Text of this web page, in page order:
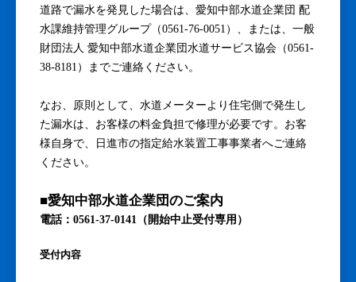
道路で漏水を発見した場合は、愛知中部水道企業団 配
水課維持管理グループ（0561-76-0051）、または、一般
財団法人 愛知中部水道企業団水道サービス協会（0561-
38-8181）までご連絡ください。
なお、原則として、水道メーターより住宅側で発生し
た漏水は、お客様の料金負担で修理が必要です。お客
様自身で、日進市の指定給水装置工事事業者へご連絡
ください。
■愛知中部水道企業団のご案内
電話：0561-37-0141（開始中止受付専用）
受付内容